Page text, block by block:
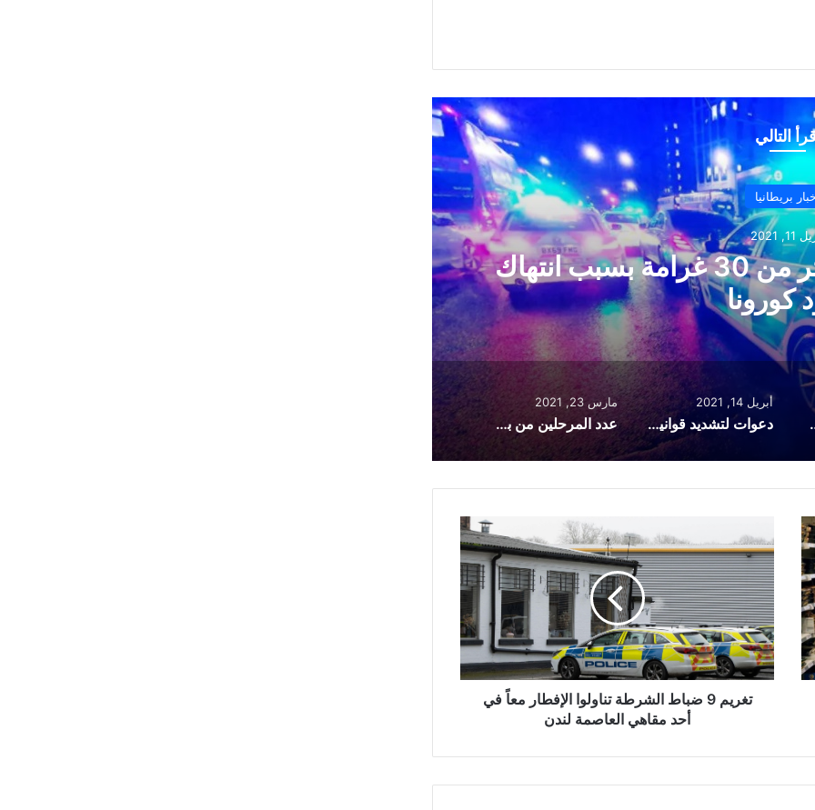
التالي
أخبار بريطانيا
أبريل 14, 2021
لتشديد قوانين الحجر الصحي بعد اكتشاف المزيد
من الإصابات بمتغير جنوب إفريقيا في لندن
قيود كورونا
أبريل 14, 2021
دعوات لتشديد قوانين الحجر الصحي بعد اكتشاف المزيد من الإصابات بمتغير جنوب إفريقيا في لندن
مارس 23, 2021
عدد المرحلين من بريطانيا في 2020 عبر الرحلات المستأجرة يرتفع 10 أضعاف
9
ضباط
الشرطة
تناولوا
الإفطار
معاً
في
أحد
مقاهي
تغريم 9 ضباط الشرطة تناولوا الإفطار معاً في
أحد مقاهي العاصمة لندن